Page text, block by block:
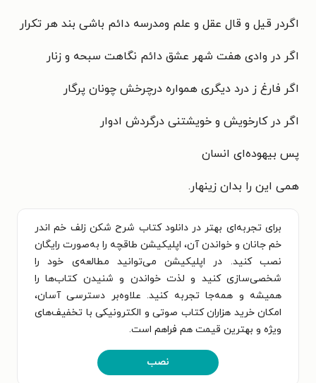
اگردر قیل و قال عقل و علم ومدرسه دائم باشی بند هر تکرار
اگر در وادی هفت شهر عشق دائم نگاهت سبحه و زنار
اگر فارغ ز درد دیگری همواره درچرخش چونان پرگار
اگر در کارخویش و خویشتنی درگردش ادوار
پس بیهوده‌ای انسان
همی این را بدان زینهار.
برای تجربه‌ای بهتر در دانلود کتاب شرح شکن زلف خم اندر
خم جانان و خواندن آن، اپلیکیشن طاقچه را به‌صورت رایگان
نصب کنید. در اپلیکیشن می‌توانید مطالعه‌ی خود را
شخصی‌سازی کنید و لذت خواندن و شنیدن کتاب‌ها را
همیشه و همه‌جا تجربه کنید. علاوه‌بر دسترسی آسان،
امکان خرید هزاران کتاب صوتی و الکترونیکی با تخفیف‌های
ویژه و بهترین قیمت هم فراهم است.
نصب